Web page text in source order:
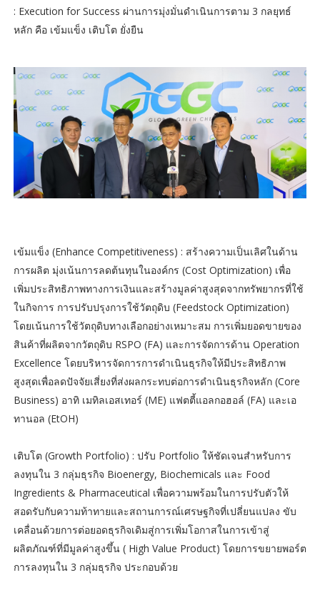
: Execution for Success ผ่านการมุ่งมั่นดำเนินการตาม 3 กลยุทธ์
หลัก คือ เข้มแข็ง เติบโต ยั่งยืน
เข้มแข็ง (Enhance Competitiveness) : สร้างความเป็นเลิศในด้าน
การผลิต มุ่งเน้นการลดต้นทุนในองค์กร (Cost Optimization) เพื่อ
เพิ่มประสิทธิภาพทางการเงินและสร้างมูลค่าสูงสุดจากทรัพยากรที่ใช้
ในกิจการ การปรับปรุงการใช้วัตถุดิบ (Feedstock Optimization)
โดยเน้นการใช้วัตถุดิบทางเลือกอย่างเหมาะสม การเพิ่มยอดขายของ
สินค้าที่ผลิตจากวัตถุดิบ RSPO (FA) และการจัดการด้าน Operation
Excellence โดยบริหารจัดการการดำเนินธุรกิจให้มีประสิทธิภาพ
สูงสุดเพื่อลดปัจจัยเสี่ยงที่ส่งผลกระทบต่อการดำเนินธุรกิจหลัก (Core
Business) อาทิ เมทิลเอสเทอร์ (ME) แฟตตี้แอลกอฮอล์ (FA) และเอ
ทานอล (EtOH)
เติบโต (Growth Portfolio) : ปรับ Portfolio ให้ชัดเจนสำหรับการ
ลงทุนใน 3 กลุ่มธุรกิจ Bioenergy, Biochemicals และ Food
Ingredients & Pharmaceutical เพื่อความพร้อมในการปรับตัวให้
สอดรับกับความท้าทายและสถานการณ์เศรษฐกิจที่เปลี่ยนแปลง ขับ
เคลื่อนด้วยการต่อยอดธุรกิจเดิมสู่การเพิ่มโอกาสในการเข้าสู่
ผลิตภัณฑ์ที่มีมูลค่าสูงขึ้น ( High Value Product) โดยการขยายพอร์ต
การลงทุนใน 3 กลุ่มธุรกิจ ประกอบด้วย